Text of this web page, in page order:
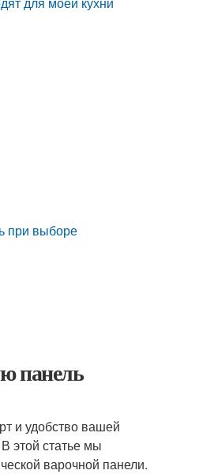
при выборе
панель
и удобство вашей
этой статье мы
варочной панели.